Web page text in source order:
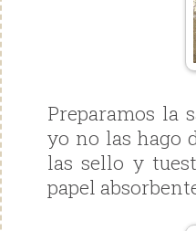
Preparamos la
yo no las hago
las sello y
papel